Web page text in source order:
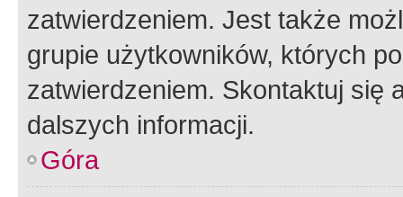
zatwierdzeniem. Jest także
grupie użytkowników, których
zatwierdzeniem. Skontaktuj się
dalszych informacji.
Góra